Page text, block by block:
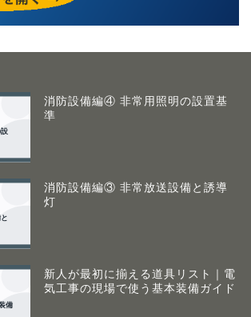
消防設備編④ 非常用照明の設置基
準
消防設備編③ 非常放送設備と誘導
灯
新人が最初に揃える道具リスト｜電
気工事の現場で使う基本装備ガイド